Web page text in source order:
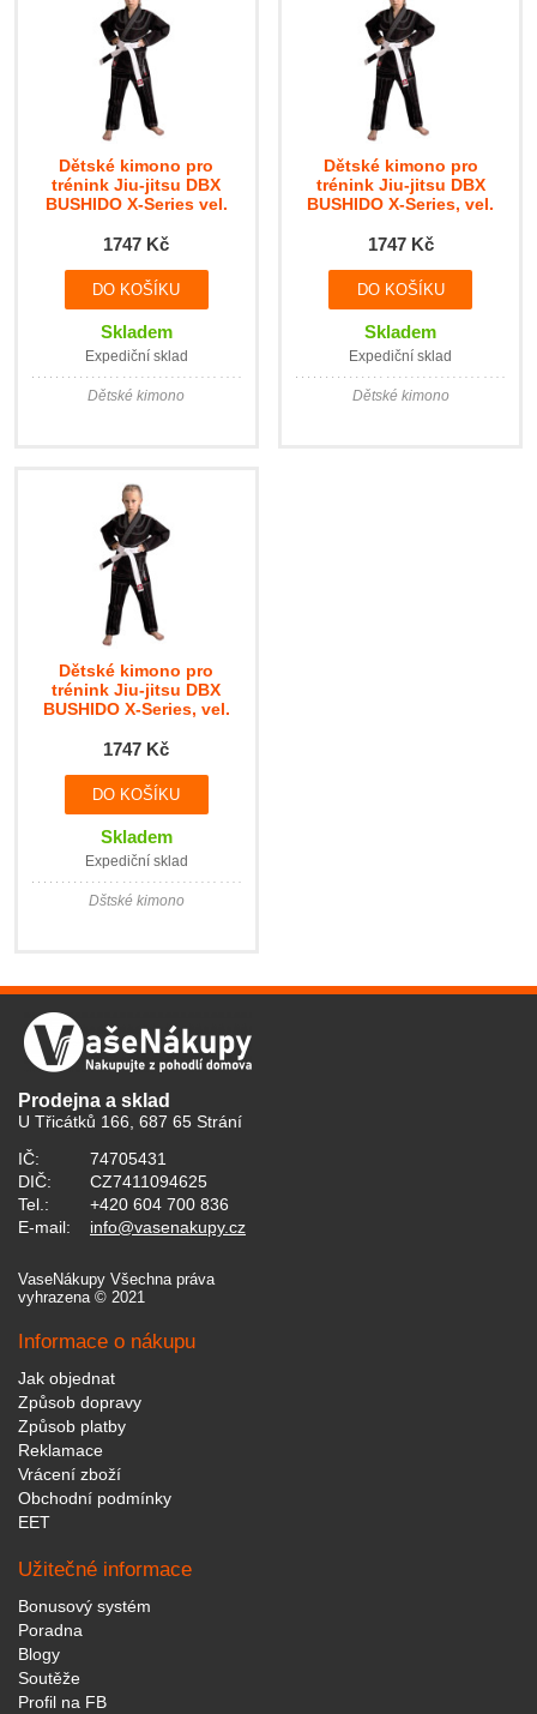
Dětské kimono pro
trénink Jiu-jitsu DBX
BUSHIDO X-Series vel.
1747 Kč
Skladem
Expediční sklad
Dětské kimono
Dětské kimono pro
trénink Jiu-jitsu DBX
BUSHIDO X-Series, vel.
1747 Kč
Skladem
Expediční sklad
Dětské kimono
Dětské kimono pro
trénink Jiu-jitsu DBX
BUSHIDO X-Series, vel.
1747 Kč
Skladem
Expediční sklad
Dštské kimono
Prodejna a sklad
U Třicátků 166, 687 65 Strání
IČ:
74705431
DIČ:
CZ7411094625
Tel.:
+420 604 700 836
E-mail:
info@vasenakupy.cz
VaseNákupy Všechna práva
vyhrazena © 2021
Informace o nákupu
Jak objednat
Způsob dopravy
Způsob platby
Reklamace
Vrácení zboží
Obchodní podmínky
EET
Užitečné informace
Bonusový systém
Poradna
Blogy
Soutěže
Profil na FB